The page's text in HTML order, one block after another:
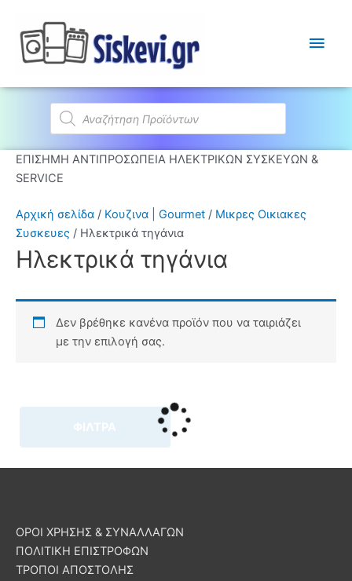
Products
search
ΦΙΛΤΡΑ
Αρχική σελίδα / Κουζινα | Gourmet / Μικρες Οικιακες
Συσκευες / Ηλεκτρικά τηγάνια
Ηλεκτρικά τηγάνια
Δεν βρέθηκε κανένα προϊόν που να ταιριάζει
με την επιλογή σας.
ΕΠΙΣΗΜΗ ΑΝΤΙΠΡΟΣΩΠΕΙΑ ΗΛΕΚΤΡΙΚΩΝ ΣΥΣΚΕΥΩΝ &
SERVICE
ΟΡΟΙ ΧΡΗΣΗΣ & ΣΥΝΑΛΛΑΓΩΝ
ΠΟΛΙΤΙΚΗ ΕΠΙΣΤΡΟΦΩΝ
ΤΡΟΠΟΙ ΑΠΟΣΤΟΛΗΣ